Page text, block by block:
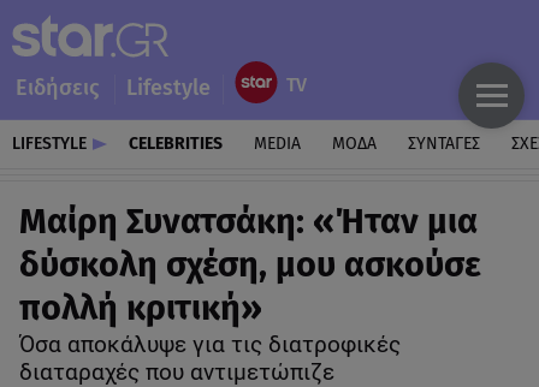
Ειδήσεις Lifestyle
LIFESTYLE CELEBRITIES MEDIA ΜΟΔΑ ΣΥΝΤΑΓΕΣ
Μαίρη Συνατσάκη: «Ήταν μια
δύσκολη σχέση, μου ασκούσε
πολλή κριτική»
Όσα αποκάλυψε για τις διατροφικές
διαταραχές που αντιμετώπιζε